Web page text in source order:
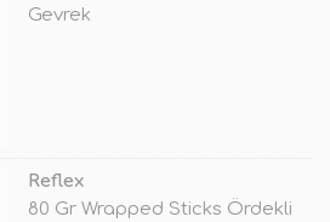
Gevrek
Reflex
80 Gr Wrapped Sticks Ördekli